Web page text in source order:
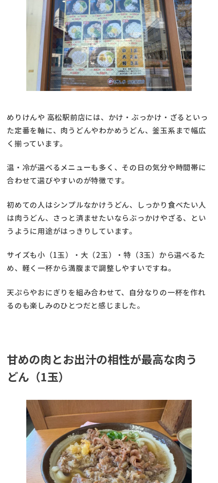
めりけんや 高松駅前店には、かけ・ぶっかけ・ざるといっ
た定番を軸に、肉うどんやわかめうどん、釜玉系まで幅広
く揃っています。
温・冷が選べるメニューも多く、その日の気分や時間帯に
合わせて選びやすいのが特徴です。
初めての人はシンプルなかけうどん、しっかり食べたい人
は肉うどん、さっと済ませたいならぶっかけやざる、とい
うように用途がはっきりしています。
サイズも小（1玉）・大（2玉）・特（3玉）から選べるた
め、軽く一杯から満腹まで調整しやすいですね。
天ぷらやおにぎりを組み合わせて、自分なりの一杯を作れ
るのも楽しみのひとつだと感じました。
甘めの肉とお出汁の相性が最高な肉う
どん（1玉）